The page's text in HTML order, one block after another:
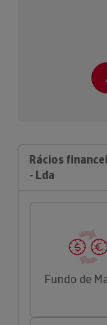
Rácios
- Lda
Fundo de